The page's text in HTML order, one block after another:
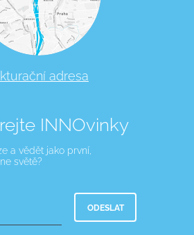
adresa
INNOvinky
a vědět jako první,
světě?
ODESLAT